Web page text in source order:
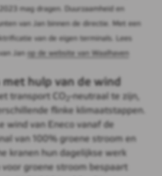
mag dragen. Duurzaamheid en
van Jan binnen de directie. Met een
van de eigen terminals. Lees
Jan
op de website van Waalhaven
met hulp van de wind
transport CO
-neutraal te zijn,
flinke klimaatstappen.
wind van Eneco vanaf de
van 100% groene stroom en
kranen hun dagelijkse werk
voor groene stroom bespaart